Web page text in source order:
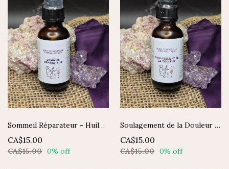
Sommeil Réparateur - Huile Corporelle Thérapeutique
CA$15.00
CA$15.00 0% off
Soulagement de la Douleur - Huile Corporelle Thérapeutique
CA$15.00
CA$15.00 0% off